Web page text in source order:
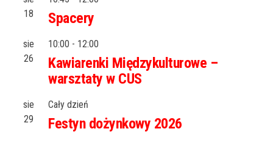
18
Spacery
sie
26
10:00 - 12:00
Kawiarenki Międzykulturowe –
warsztaty w CUS
sie
29
Cały dzień
Festyn dożynkowy 2026